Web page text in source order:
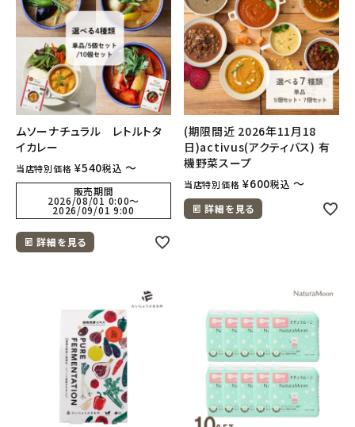
コラム・スタッフのおすすめ
ご利用ガイド等
アカウント情報
ようこそ ゲスト 様
meeting_room ログイン 会員登録
ムソーナチュラル レトルトタ
イカレー
当店特別価格 ¥540税込 〜
販売期間
2026/08/01 0:00〜
2026/09/01 9:00
詳細を見る
(期限間近 2026年11月18
日)activus(アクティバス) 有
機野菜スープ
当店特別価格 ¥600税込 〜
詳細を見る